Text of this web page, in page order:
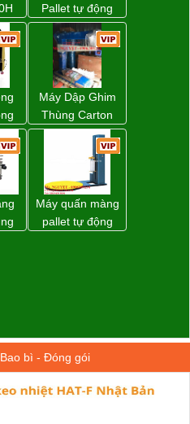
Pallet tự động
WP-55 xuất xứ
Đài Loan
Máy Dập Ghim
Thùng Carton
Wp-1200 Chính
Hãng Đài Loan
Máy quấn màng
pallet tự động
Bao bì - Đóng gói